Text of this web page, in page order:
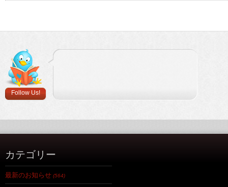
Follow Us!
カテゴリー
最新のお知らせ (564)